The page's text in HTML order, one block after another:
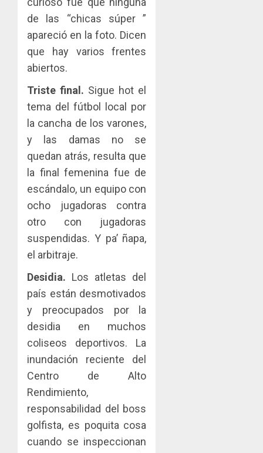
de las “chicas súper ”
apareció en la foto. Dicen
que hay varios frentes
abiertos.
Triste final. Sigue hot el
tema del fútbol local por
la cancha de los varones,
y las damas no se
quedan atrás, resulta que
la final femenina fue de
escándalo, un equipo con
ocho jugadoras contra
otro con jugadoras
suspendidas. Y pa’ ñapa,
el arbitraje.
Desidia. Los atletas del
país están desmotivados
y preocupados por la
desidia en muchos
coliseos deportivos. La
inundación reciente del
Centro de Alto
Rendimiento,
responsabilidad del boss
golfista, es poquita cosa
cuando se inspeccionan